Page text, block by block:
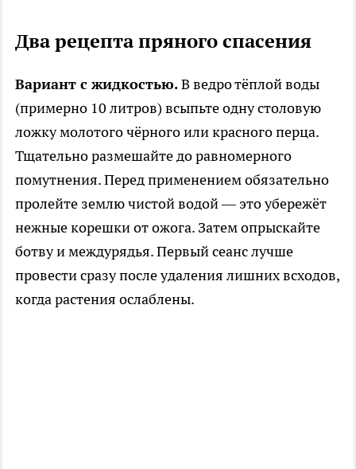
Два рецепта пряного спасения
Вариант с жидкостью.В ведро тёплой воды
(примерно 10 литров) всыпьте одну столовую
ложку молотого чёрного или красного перца.
Тщательно размешайте до равномерного
помутнения. Перед применением обязательно
пролейте землю чистой водой — это убережёт
нежные корешки от ожога. Затем опрыскайте
ботву и междурядья. Первый сеанс лучше
провести сразу после удаления лишних всходов,
когда растения ослаблены.